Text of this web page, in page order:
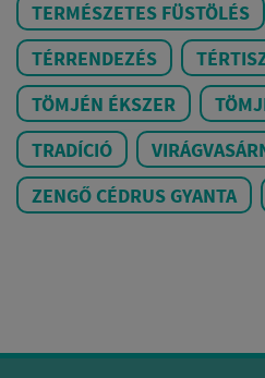
TERMÉSZETES FÜSTÖLÉS
TÉRRENDEZÉS
TÖMJÉN ÉKSZER
TRADÍCIÓ
ZENGŐ CÉDRUS GYANTA